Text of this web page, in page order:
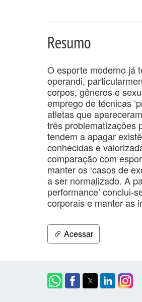
Resumo
O esporte moderno já
operandi,
corpos, gêneros e
emprego de técnicas
atletas que
três problematizações
tendem a apagar
conhecidas e
comparação com
manter os ‘casos de
a ser normalizado. A
performance’ conclui-
corporais e manter as
Acessar